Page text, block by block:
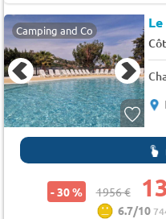
Camping and Co
- 30 % 1956 €
6.7/10